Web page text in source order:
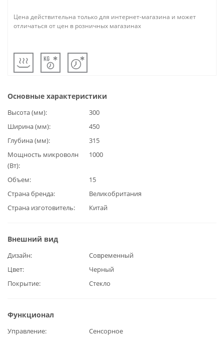
Цена действительна только для интернет-магазина и может
отличаться от цен в розничных магазинах
Основные характеристики
Высота (мм)
300
Ширина (мм)
450
Глубина (мм)
315
Мощность микроволн
(Вт)
1000
Объем
15
Страна бренда
Великобритания
Страна изготовитель
Китай
Внешний вид
Дизайн
Современный
Цвет
Черный
Покрытие
Стекло
Функционал
Управление Сенсорное